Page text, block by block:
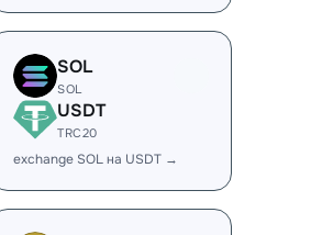
SOL
SOL
USDT
TRC20
exchange SOL на USDT →